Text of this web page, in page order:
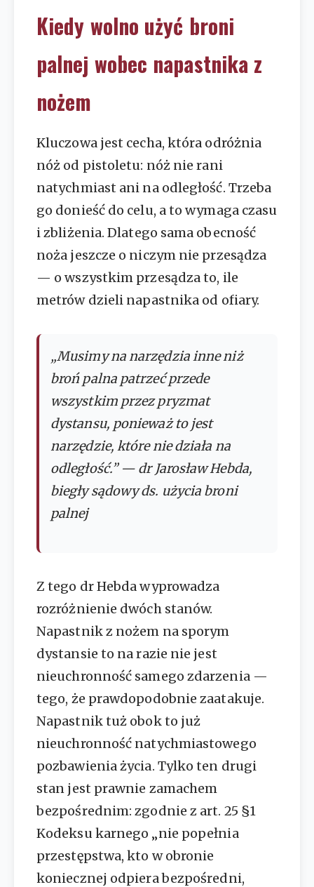
Kiedy wolno użyć broni
palnej wobec napastnika z
nożem
Kluczowa jest cecha, która odróżnia
nóż od pistoletu: nóż nie rani
natychmiast ani na odległość. Trzeba
go donieść do celu, a to wymaga czasu
i zbliżenia. Dlatego sama obecność
noża jeszcze o niczym nie przesądza
— o wszystkim przesądza to, ile
metrów dzieli napastnika od ofiary.
„Musimy na narzędzia inne niż
broń palna patrzeć przede
wszystkim przez pryzmat
dystansu, ponieważ to jest
narzędzie, które nie działa na
odległość.” — dr Jarosław Hebda,
biegły sądowy ds. użycia broni
palnej
Z tego dr Hebda wyprowadza
rozróżnienie dwóch stanów.
Napastnik z nożem na sporym
dystansie to na razie nie jest
nieuchronność samego zdarzenia —
tego, że prawdopodobnie zaatakuje.
Napastnik tuż obok to już
nieuchronność natychmiastowego
pozbawienia życia. Tylko ten drugi
stan jest prawnie zamachem
bezpośrednim: zgodnie z art. 25 §1
Kodeksu karnego „nie popełnia
przestępstwa, kto w obronie
koniecznej odpiera bezpośredni,